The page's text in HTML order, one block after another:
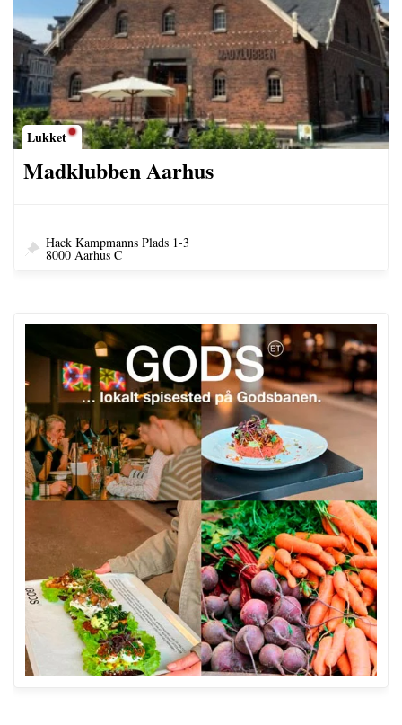
Lukket
Madklubben Aarhus
Hack Kampmanns Plads 1-3
8000 Aarhus C